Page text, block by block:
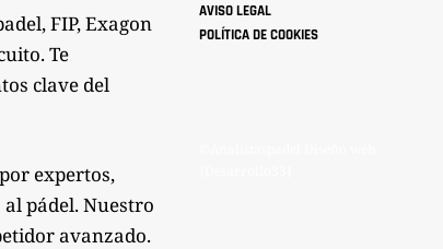
FIP, Exagon
Te
clave del
expertos,
pádel. Nuestro
avanzado.
AVISO LEGAL
POLÍTICA DE COOKIES